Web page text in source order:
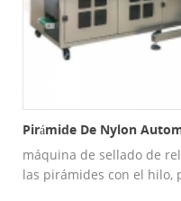
máquina de sellado de
las pirámides con el hilo,